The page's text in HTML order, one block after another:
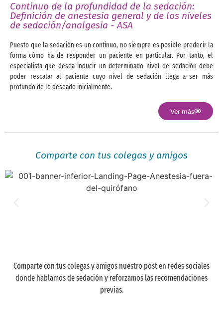
Continuo de la profundidad de la sedación:
Definición de anestesia general y de los niveles
de sedación/analgesia - ASA
Puesto que la sedación es un continuo, no siempre es posible predecir la
forma cómo ha de responder un paciente en particular. Por tanto, el
especialista que desea inducir un determinado nivel de sedación debe
poder rescatar al paciente cuyo nivel de sedación llega a ser más
profundo de lo deseado inicialmente.
Ver más
Comparte con tus colegas y amigos
Comparte con tus colegas y amigos nuestro post en redes sociales
donde hablamos de sedación y reforzamos las recomendaciones
previas.